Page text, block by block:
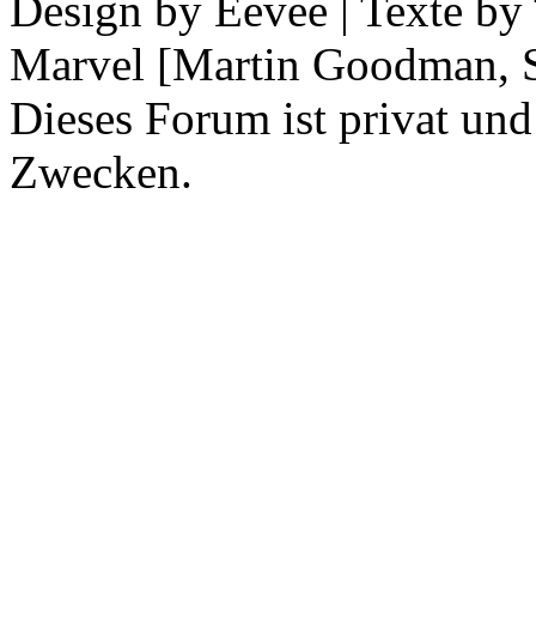
Marvel [Martin Goodman,
Dieses Forum ist privat
Zwecken.